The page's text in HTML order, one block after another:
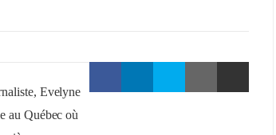
Evelyne
au Québec où